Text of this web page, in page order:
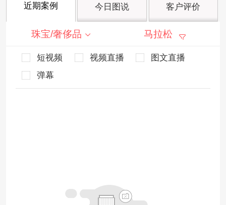
近期案例 今日图说 客户评价
珠宝/奢侈品 马拉松
短视频 视频直播
图文直播
弹幕